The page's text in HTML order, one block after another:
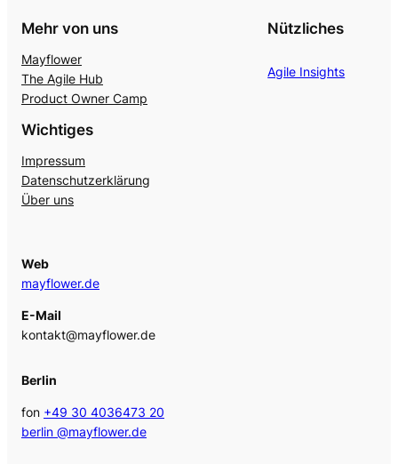
Mehr von uns
Mayflower
The Agile Hub
Product Owner Camp
Nützliches
Agile Insights
Wichtiges
Impressum
Datenschutzerklärung
Über uns
Web
mayflower.de
E-Mail
kontakt@mayflower.de
Berlin
fon +49 30 4036473 20
berlin @mayflower.de